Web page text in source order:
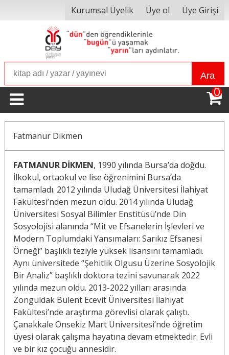
Kurumsal Üyelik Üye ol Üye Girişi
Ara
0
Fatmanur Dikmen
FATMANUR DİKMEN, 1990 yılında Bursa’da doğdu.
İlkokul, ortaokul ve lise öğrenimini Bursa’da
tamamladı. 2012 yılında Uludağ Üniversitesi İlahiyat
Fakültesi’nden mezun oldu. 2014 yılında Uludağ
Üniversitesi Sosyal Bilimler Enstitüsü’nde Din
Sosyolojisi alanında “Mit ve Efsanelerin İşlevleri ve
Modern Toplumdaki Yansımaları: Sarıkız Efsanesi
Örneği” başlıklı teziyle yüksek lisansını tamamladı.
Aynı üniversitede “Şehitlik Olgusu Üzerine Sosyolojik
Bir Analiz” başlıklı doktora tezini savunarak 2022
yılında mezun oldu. 2013-2022 yılları arasında
Zonguldak Bülent Ecevit Üniversitesi İlahiyat
Fakültesi’nde araştırma görevlisi olarak çalıştı.
Çanakkale Onsekiz Mart Üniversitesi’nde öğretim
üyesi olarak çalışma hayatına devam etmektedir. Evli
ve bir kız çocuğu annesidir.